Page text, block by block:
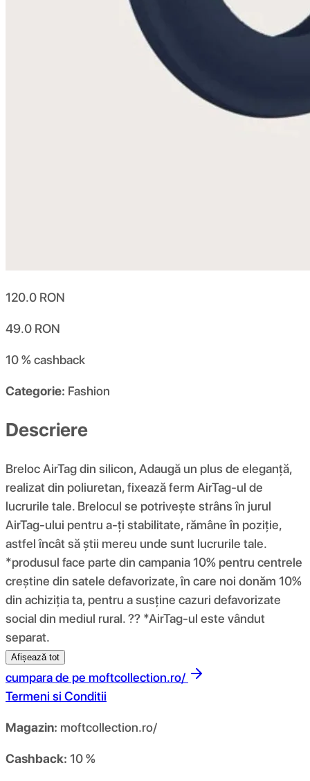
120.0 RON
49.0 RON
10 %cashback
Categorie: Fashion
Descriere
Breloc AirTag din silicon, Adaugă un plus de eleganță,
realizat din poliuretan, fixează ferm AirTag-ul de
lucrurile tale. Brelocul se potrivește strâns în jurul
AirTag-ului pentru a-ți stabilitate, rămâne în poziție,
astfel încât să știi mereu unde sunt lucrurile tale.
*produsul face parte din campania 10% pentru centrele
creștine din satele defavorizate, în care noi donăm 10%
din achiziția ta, pentru a susține cazuri defavorizate
social din mediul rural. ?? *AirTag-ul este vândut
separat.
Afișează tot
cumpara de pe moftcollection.ro/
Termeni si Conditii
Magazin: moftcollection.ro/
Cashback: 10 %